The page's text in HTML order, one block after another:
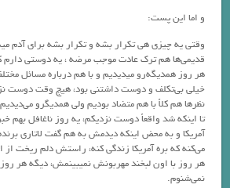
و اما این پست:
وقتی یه چیزی هی تکرار بشه و تکرار بشه برای آدم
قدیمی‌ها هم ترک عادت موجب مرضه ، یه دوستی دارم
هر روز همدیگه‌رو میدیدیم و با هم درباره مسائل
خیلی بی‌تکلف و دوست داشتنی بود، هیچ وقت دوست
نظرها هم کلاً با هم متضاد بودیم ولی همدیگرو
تا اینکه شد واقعاً دوست نزدیکم، یه روز ناغافل بهم
آمریکا و به محض اینکه دیدمش به هم گفت لاتاری
می‌کنه که بره آمریکا زندگی کنه، راستش دلم ریخت
هر روز با اون لبخند مهربونش نمیبینمش، دیگه هر
نمی‌شنوم.